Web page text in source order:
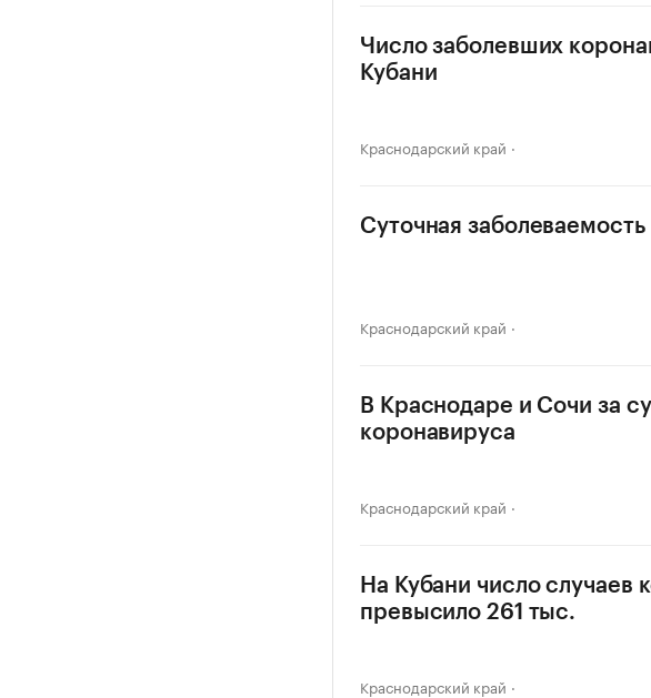
Число заболевших
Кубани
Краснодарский край
Суточная
Краснодарский край
В Краснодаре и Сочи за
коронавируса
Краснодарский край
На Кубани число случаев
превысило 261 тыс.
Краснодарский край